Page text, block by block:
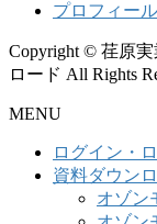
プロフィー
Copyright © 荏原
ロード All Rights
MENU
ログイン・
資料ダウン
オゾン